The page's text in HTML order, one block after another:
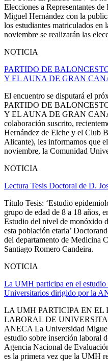
Elecciones a Representantes
Miguel Hernández con la
los estudiantes matriculados
noviembre se realizarán las
NOTICIA
PARTIDO DE
Y EL AUNA DE GRAN
El encuentro se disputará el
PARTIDO DE
Y EL AUNA DE GRAN
colaboración suscrito,
Hernández de Elche y el Club
Alicante), les informamos que
noviembre, la Comunidad
NOTICIA
Lectura Tesis Doctoral de D.
Título Tesis: ‘Estudio
grupo de edad de 8 a 18 años,
Estudio del nivel de monóxido
esta población etaria’
del departamento de Medicina
Santiago Romero Candeira.
NOTICIA
La UMH participa en el estudio
Universitarios dirigido por la
LA UMH PARTICIPA EN EL
LABORAL DE
ANECA La Universidad
estudio sobre inserción laboral
Agencia Nacional de
es la primera vez que la UMH